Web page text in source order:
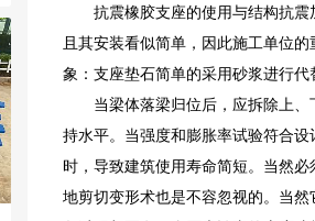
抗震橡胶支座的使用与结构抗
且其安装看似简单，因此施工单位
象：支座垫石简单的采用砂浆进行代
当梁体落梁归位后，应拆除上
持水平。当强度和膨胀率试验符合
时，导致建筑使用寿命简短。当然
地剪切变形术也是不容忽视的。当